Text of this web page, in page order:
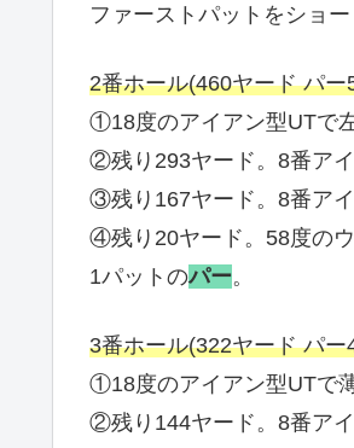
ファーストパットをショ
2番ホール(460ヤード パー
①18度のアイアン型UTで
②残り293ヤード。8番ア
③残り167ヤード。8番ア
④残り20ヤード。58度の
1パットのパー。
3番ホール(322ヤード パー
①18度のアイアン型UTで
②残り144ヤード。8番ア